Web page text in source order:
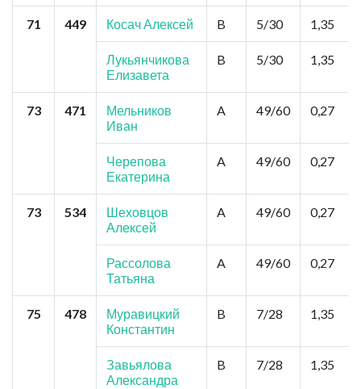
71 449 Косач Алексей B 5/30 1,35
Лукьянчикова
Елизавета
B 5/30 1,35
73 471
Мельников
Иван
A 49/60 0,27
Черепова
Екатерина
A 49/60 0,27
73 534
Шеховцов
Алексей
A 49/60 0,27
Рассолова
Татьяна
A 49/60 0,27
75 478
Муравицкий
Константин
B 7/28 1,35
Завьялова
Александра
B 7/28 1,35